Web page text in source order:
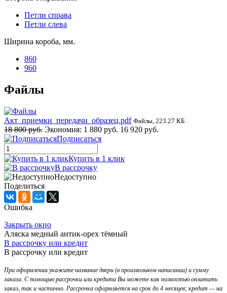
Петли справа
Петли слева
Ширина короба, мм.
860
960
Файлы
Акт_приемки_передачи_образец.pdf Файлы, 223.27 КБ
18 800 руб. Экономия: 1 880 руб. 16 920 руб.
Подписаться
Купить в 1 клик
В рассрочку
Недоступно
Поделиться
Ошибка
Закрыть окно
Аляска медный антик-орех тёмный
В рассрочку или кредит
В рассрочку или кредит
При оформлении укажите название двери (в произвольном написании) и сумму
заказа. С помощью рассрочки или кредита Вы можете как полностью оплатить
заказ, так и частично. Рассрочка оформляется на срок до 4 месяцев; кредит — на